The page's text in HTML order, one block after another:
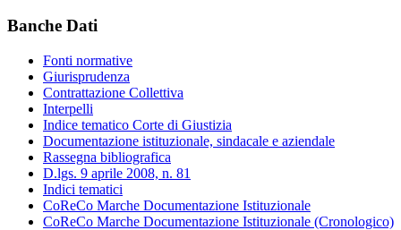
Banche Dati
Fonti normative
Giurisprudenza
Contrattazione Collettiva
Interpelli
Indice tematico Corte di Giustizia
Documentazione istituzionale, sindacale e aziendale
Rassegna bibliografica
D.lgs. 9 aprile 2008, n. 81
Indici tematici
CoReCo Marche Documentazione Istituzionale
CoReCo Marche Documentazione Istituzionale (Cronologico)